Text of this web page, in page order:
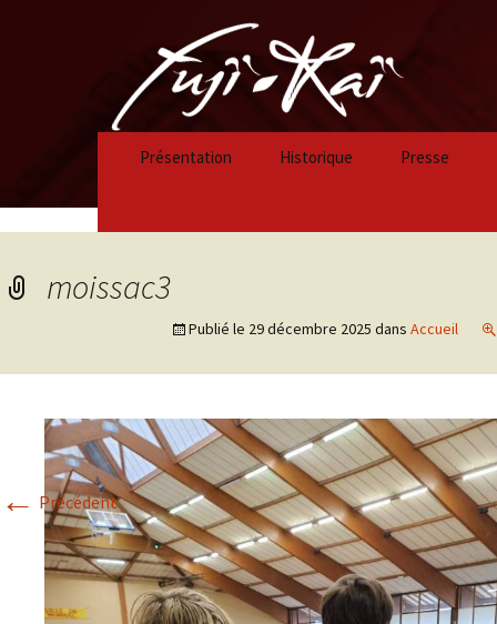
Présentation Historique
Historique 2018/2019
Historique 2017-2018
Historique 2016-2017
Historique 2015-2016
Presse
moissac3
Publié le 29 décembre 2025 dans Accueil
← Précédent